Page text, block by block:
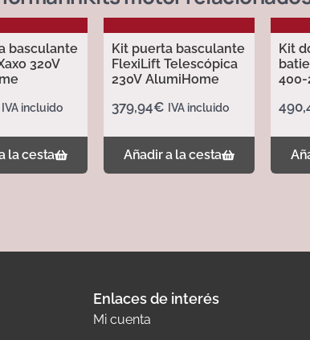
basculante
320V
IVA incluido
la cesta
Kit puerta basculante
FlexiLift Telescópica
230V AlumiHome
379,94€ IVA incluido
Añadir a la cesta
Kit
400-
Enlaces de interés
Mi cuenta